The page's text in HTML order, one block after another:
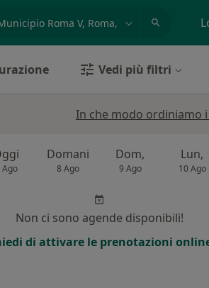
Vedi più filtri
In che modo ordiniamo
Ago
Domani
8 Ago
Dom,
9 Ago
Lun,
10 Ago
Non ci sono agende disponibili!
di attivare le prenotazioni